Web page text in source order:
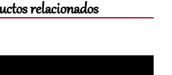
relacionados